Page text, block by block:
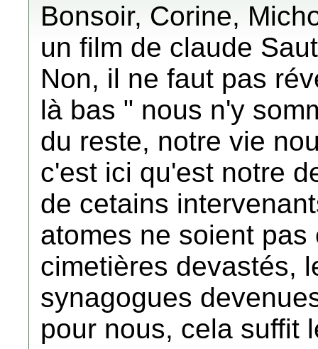
Bonsoir, Corine,
un film de claude
Non, il ne faut pas
là bas " nous n'y
du reste, notre vie
c'est ici qu'est notre
de cetains
atomes ne soient
cimetières devastés,
synagogues
pour nous, cela suffit